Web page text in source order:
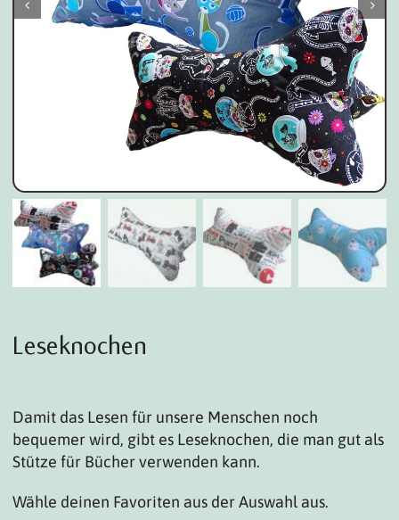
 
Leseknochen
Damit das Lesen für unsere Menschen noch
bequemer wird, gibt es Leseknochen, die man gut als
Stütze für Bücher verwenden kann.
Wähle deinen Favoriten aus der Auswahl aus.